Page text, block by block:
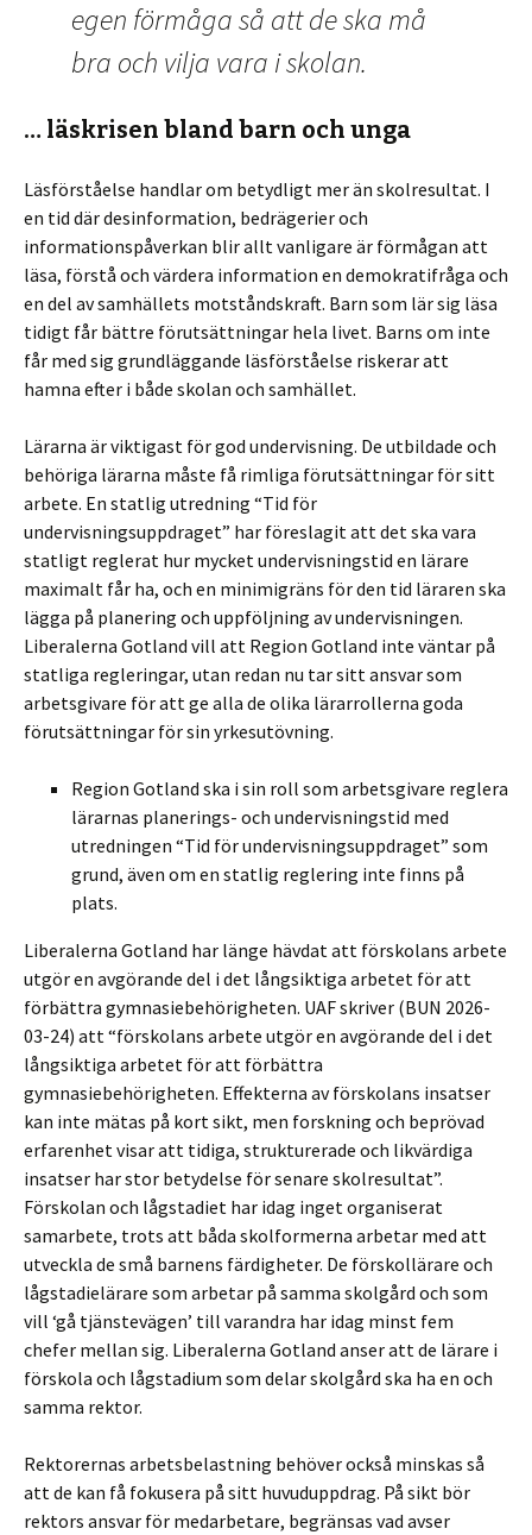
egen förmåga så att de ska må
bra och vilja vara i skolan.
… läskrisen bland barn och unga
Läsförståelse handlar om betydligt mer än skolresultat. I
en tid där desinformation, bedrägerier och
informationspåverkan blir allt vanligare är förmågan att
läsa, förstå och värdera information en demokratifråga och
en del av samhällets motståndskraft. Barn som lär sig läsa
tidigt får bättre förutsättningar hela livet. Barns om inte
får med sig grundläggande läsförståelse riskerar att
hamna efter i både skolan och samhället.
Lärarna är viktigast för god undervisning. De utbildade och
behöriga lärarna måste få rimliga förutsättningar för sitt
arbete. En statlig utredning “Tid för
undervisningsuppdraget” har föreslagit att det ska vara
statligt reglerat hur mycket undervisningstid en lärare
maximalt får ha, och en minimigräns för den tid läraren ska
lägga på planering och uppföljning av undervisningen.
Liberalerna Gotland vill att Region Gotland inte väntar på
statliga regleringar, utan redan nu tar sitt ansvar som
arbetsgivare för att ge alla de olika lärarrollerna goda
förutsättningar för sin yrkesutövning.
Region Gotland ska i sin roll som arbetsgivare reglera
lärarnas planerings- och undervisningstid med
utredningen “Tid för undervisningsuppdraget” som
grund, även om en statlig reglering inte finns på
plats.
Liberalerna Gotland har länge hävdat att förskolans arbete
utgör en avgörande del i det långsiktiga arbetet för att
förbättra gymnasiebehörigheten. UAF skriver (BUN 2026-
03-24) att “förskolans arbete utgör en avgörande del i det
långsiktiga arbetet för att förbättra
gymnasiebehörigheten. Effekterna av förskolans insatser
kan inte mätas på kort sikt, men forskning och beprövad
erfarenhet visar att tidiga, strukturerade och likvärdiga
insatser har stor betydelse för senare skolresultat”.
Förskolan och lågstadiet har idag inget organiserat
samarbete, trots att båda skolformerna arbetar med att
utveckla de små barnens färdigheter. De förskollärare och
lågstadielärare som arbetar på samma skolgård och som
vill ‘gå tjänstevägen’ till varandra har idag minst fem
chefer mellan sig. Liberalerna Gotland anser att de lärare i
förskola och lågstadium som delar skolgård ska ha en och
samma rektor.
Rektorernas arbetsbelastning behöver också minskas så
att de kan få fokusera på sitt huvuduppdrag. På sikt bör
rektors ansvar för medarbetare, begränsas vad avser